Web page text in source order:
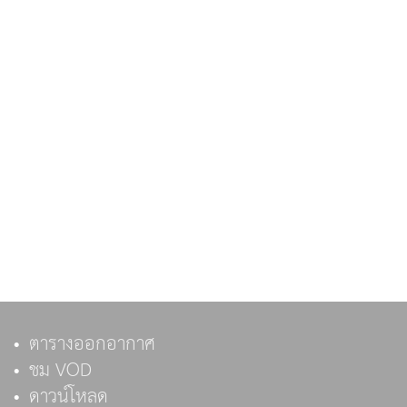
ตารางออกอากาศ
ชม VOD
ดาวน์โหลด